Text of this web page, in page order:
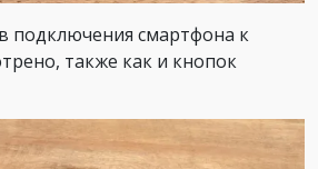
подключения смартфона к
также как и кнопок